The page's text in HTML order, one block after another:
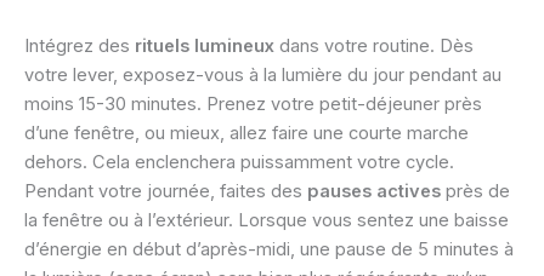
Intégrez des rituels lumineux dans votre routine. Dès
votre lever, exposez-vous à la lumière du jour pendant au
moins 15-30 minutes. Prenez votre petit-déjeuner près
d’une fenêtre, ou mieux, allez faire une courte marche
dehors. Cela enclenchera puissamment votre cycle.
Pendant votre journée, faites des pauses actives près de
la fenêtre ou à l’extérieur. Lorsque vous sentez une baisse
d’énergie en début d’après-midi, une pause de 5 minutes à